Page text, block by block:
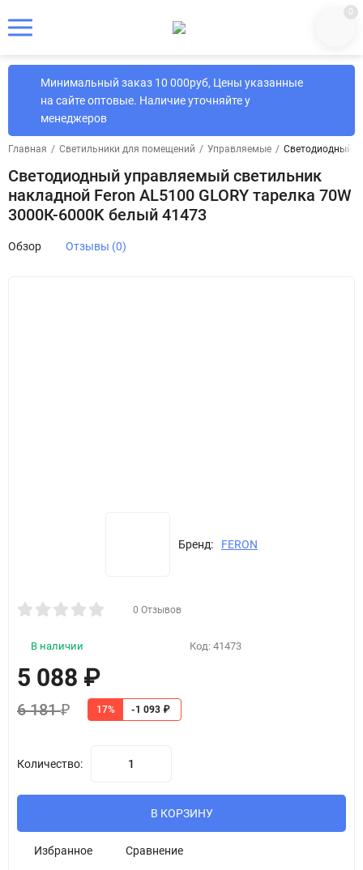
0
Минимальный заказ 10 000руб, Цены указанные
на сайте оптовые. Наличие уточняйте у
менеджеров
Главная / Светильники для помещений / Управляемые / Светодиодный
Светодиодный управляемый светильник
накладной Feron AL5100 GLORY тарелка 70W
3000К-6000K белый 41473
Обзор Отзывы (0)
Бренд: FERON
0 Отзывов
В наличии Код: 41473
5 088 ₽
6 181₽ 17% -1 093 ₽
Количество:
В КОРЗИНУ
Избранное Сравнение